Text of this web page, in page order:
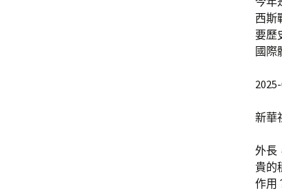
西斯
要歷
國際
新華
外長
貴的
作用